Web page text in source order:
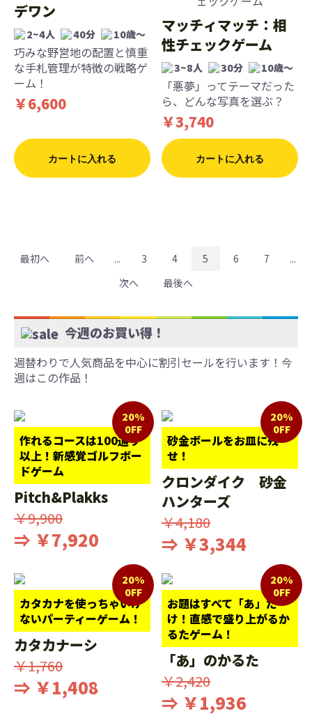
デワン
2~4人 40分 10歳〜
巧みな野営地の配置と慎重
な手札管理が特徴の戦略ゲ
ーム！
￥6,600
カートに入れる
マッチィマッチ：相
性チェックゲーム
3~8人 30分 10歳〜
「悪夢」ってテーマだった
ら、どんな写真を選ぶ？
￥3,740
カートに入れる
最初へ 前へ ... 3 4 5 6 7
...
次へ
最後へ
今週のお買い得！
週替わりで人気商品を中心に割引セールを行います！今
週はこの作品！
作れるコースは100通り
以上！新感覚ゴルフボー
ドゲーム
20%
0FF
Pitch&Plakks
￥9,900
⇒ ￥7,920
砂金ボールをお皿に残
せ！
20%
0FF
クロンダイク 砂金
ハンターズ
￥4,180
⇒ ￥3,344
カタカナを使っちゃいけ
ないパーティーゲーム！
20%
0FF
カタカナーシ
￥1,760
⇒ ￥1,408
お題はすべて「あ」だ
け！直感で盛り上がるか
るたゲーム！
20%
0FF
「あ」のかるた
￥2,420
⇒ ￥1,936